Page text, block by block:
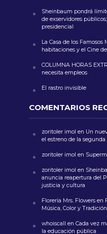
Sheinbaum pondrá
de exservidores
presidencial
La Casa de los
habitaciones y el Cine
COLUMNA HORAS
necesita empleos
El rastro invisible
COMENTARIOS
zoritoler imol en Un
el estreno de la segunda
zoritoler imol en
zoritoler imol en
anuncia reapertura del
justicia y cultura
Florería Mrs. Flowersen
Música, Color y
whoiscall en Cada vez
la educación pública